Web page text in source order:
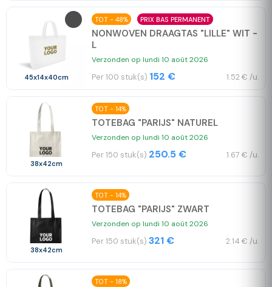
45x14x40cm
TOT - 48% PRIX BAS PERMANENT
NONWOVEN DRAAGTAS "LILLE" WIT -
L
Verzonden op lundi 10 août 2026
Per 100 stuk(s) 152 € 1.52 € /u.
38x42cm
TOT - 14%
TOTEBAG "PARIJS" NATUREL
Verzonden op lundi 10 août 2026
Per 150 stuk(s) 250.5 € 1.67 € /u.
38x42cm
TOT - 14%
TOTEBAG "PARIJS" ZWART
Verzonden op lundi 10 août 2026
Per 150 stuk(s) 321 € 2.14 € /u.
TOT - 18%